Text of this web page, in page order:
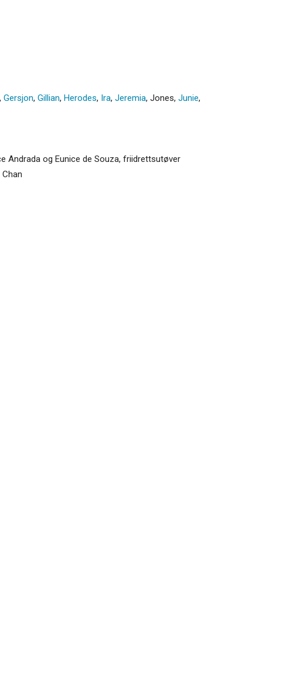
, Gersjon, Gillian, Herodes, Ira, Jeremia, Jones, Junie,
Andrada og Eunice de Souza, friidrettsutøver